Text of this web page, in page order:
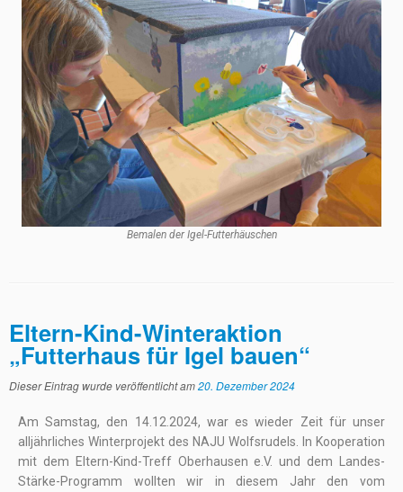
Bemalen der Igel-Futterhäuschen
Eltern-Kind-Winteraktion
„Futterhaus für Igel bauen“
Dieser Eintrag wurde veröffentlicht am20. Dezember 2024
Am Samstag, den 14.12.2024, war es wieder Zeit für unser
alljährliches Winterprojekt des NAJU Wolfsrudels. In Kooperation
mit dem Eltern-Kind-Treff Oberhausen e.V. und dem Landes-
Stärke-Programm wollten wir in diesem Jahr den vom